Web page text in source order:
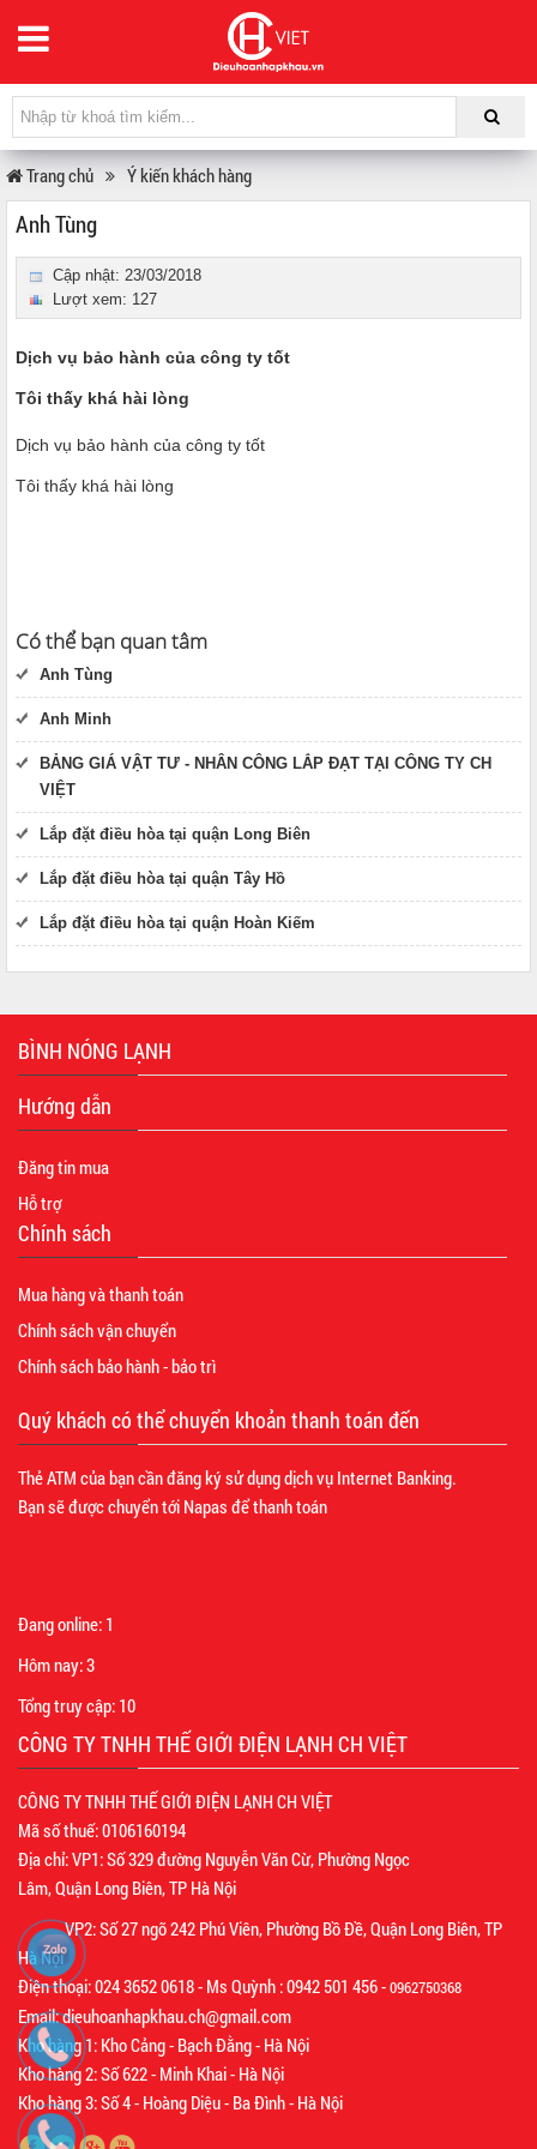
Trang chủ Ý kiến khách hàng
Anh Tùng
Cập nhật: 23/03/2018
Lượt xem: 127
Dịch vụ bảo hành của công ty tốt
Tôi thấy khá hài lòng
Dịch vụ bảo hành của công ty tốt
Tôi thấy khá hài lòng
Có thể bạn quan tâm
Anh Tùng
Anh Minh
BẢNG GIÁ VẬT TƯ - NHÂN CÔNG LẮP ĐẠT TẠI CÔNG TY CH
VIỆT
Lắp đặt điều hòa tại quận Long Biên
Lắp đặt điều hòa tại quận Tây Hồ
Lắp đặt điều hòa tại quận Hoàn Kiếm
BÌNH NÓNG LẠNH
Hướng dẫn
Đăng tin mua
Hỗ trợ
Chính sách
Mua hàng và thanh toán
Chính sách vận chuyển
Chính sách bảo hành - bảo trì
Quý khách có thể chuyển khoản thanh toán đến
Thẻ ATM của bạn cần đăng ký sử dụng dịch vụ Internet Banking.
Bạn sẽ được chuyển tới Napas để thanh toán
Đang online: 1
Hôm nay:3
Tổng truy cập: 10
CÔNG TY TNHH THẾ GIỚI ĐIỆN LẠNH CH VIỆT
CÔNG TY TNHH THẾ GIỚI ĐIỆN LẠNH CH VIỆT
Mã số thuế: 0106160194
Địa chỉ: VP1: Số 329 đường Nguyễn Văn Cừ, Phường Ngọc
Lâm, Quận Long Biên, TP Hà Nội
VP2: Số 27 ngõ 242 Phú Viên, Phường Bồ Đề, Quận Long Biên, TP
Hà Nội
Điện thoại: 024 3652 0618 - Ms Quỳnh : 0942 501 456 -0962750368
Email: dieuhoanhapkhau.ch@gmail.com
Kho hàng 1: Kho Cảng - Bạch Đằng - Hà Nội
Kho hàng 2: Số 622 - Minh Khai - Hà Nội
Kho hàng 3: Số 4 - Hoàng Diệu - Ba Đình - Hà Nội